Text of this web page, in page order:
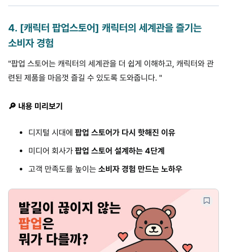
4. [캐릭터 팝업스토어] 캐릭터의 세계관을 즐기는
소비자 경험
"팝업 스토어는 캐릭터의 세계관을 더 쉽게 이해하고, 캐릭터와 관
련된 제품을 마음껏 즐길 수 있도록 도와줍니다. "
🔎 내용 미리보기
디지털 시대에 팝업 스토어가 다시 핫해진 이유
미디어 회사가 팝업 스토어 설계하는 4단계
고객 만족도를 높이는 소비자 경험 만드는 노하우